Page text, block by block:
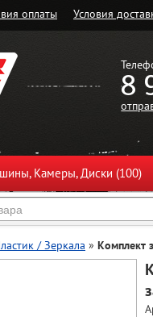
оплаты Условия
8
Камеры, Диски (100)
/ Зеркала » Комплект